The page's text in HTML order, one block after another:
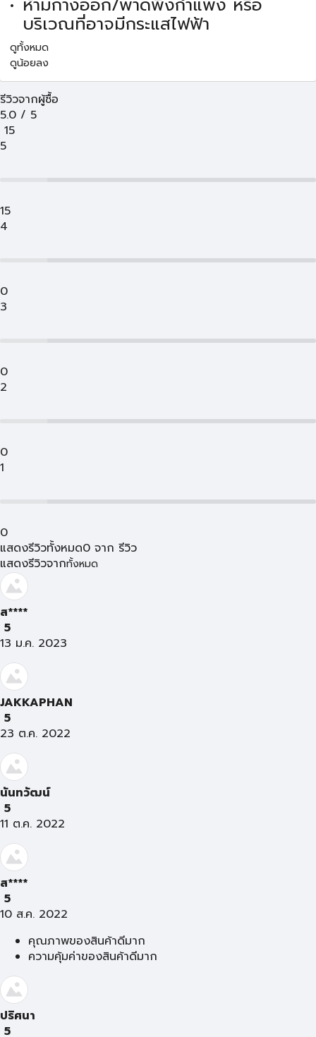
ห้ามกางออก/พาดพิงกำแพง หรือ
บริเวณที่อาจมีกระแสไฟฟ้า
ดูทั้งหมด
ดูน้อยลง
รีวิวจากผู้ซื้อ
5.0 / 5
15
5
15
4
0
3
0
2
0
1
0
แสดงรีวิวทั้งหมด0 จาก รีวิว
แสดงรีวิวจากทั้งหมด
ส****
5
13 ม.ค. 2023
JAKKAPHAN
5
23 ต.ค. 2022
นันทวัฒน์
5
11 ต.ค. 2022
ส****
5
10 ส.ค. 2022
คุณภาพของสินค้าดีมาก
ความคุ้มค่าของสินค้าดีมาก
ปริศนา
5